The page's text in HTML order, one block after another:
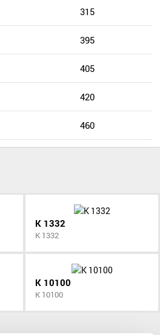
315
395
405
420
460
K 1332
K 1332
K 10100
K 10100